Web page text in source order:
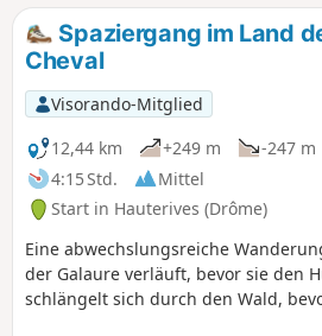
Spaziergang im Land
Cheval
Visorando-Mitglied
12,44 km
+249 m
-247 m
4:15 Std.
Mittel
Start in Hauterives (Drôme)
Eine abwechslungsreiche
der Galaure verläuft, bevor sie den
schlängelt sich durch den Wald,